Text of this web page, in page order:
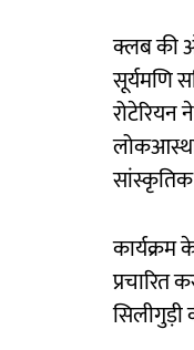
क्लब की
सूर्यमणि
लोकआस्था
कार्यक्रम
प्रचारित
सिलीगुड़ी